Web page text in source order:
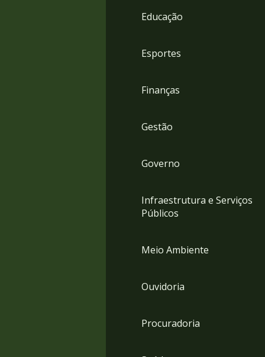
Educação
Esportes
Finanças
Gestão
Governo
Infraestrutura e Serviços
Públicos
Meio Ambiente
Ouvidoria
Procuradoria